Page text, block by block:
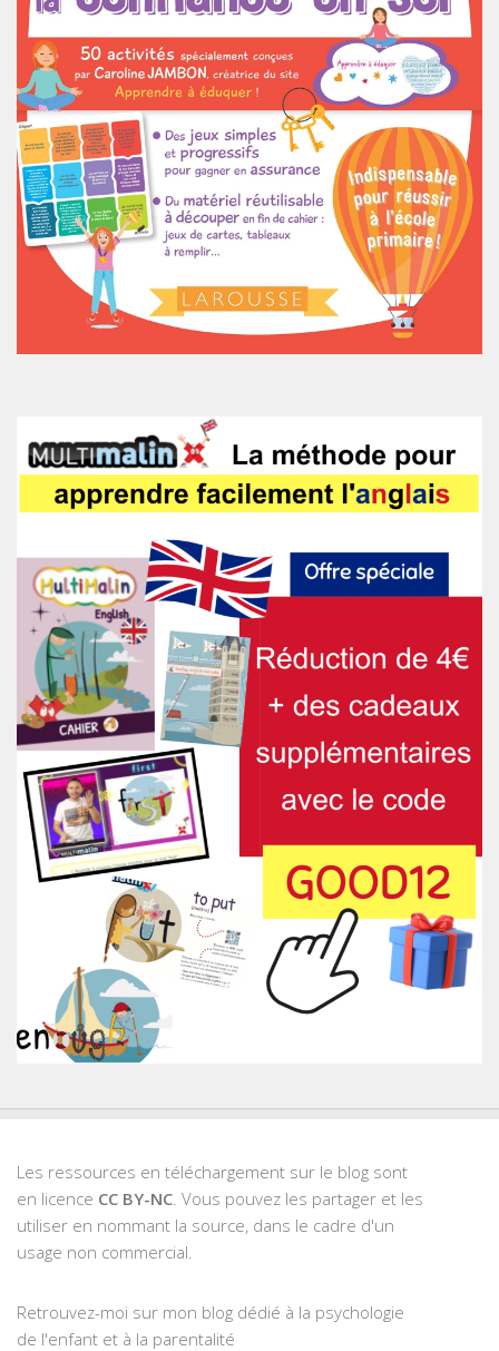
Les ressources en téléchargement sur le blog sont
en licence CC BY-NC . Vous pouvez les partager et les
utiliser en nommant la source, dans le cadre d'un
usage non commercial.
Retrouvez-moi sur mon blog dédié à la psychologie
de l'enfant et à la parentalité